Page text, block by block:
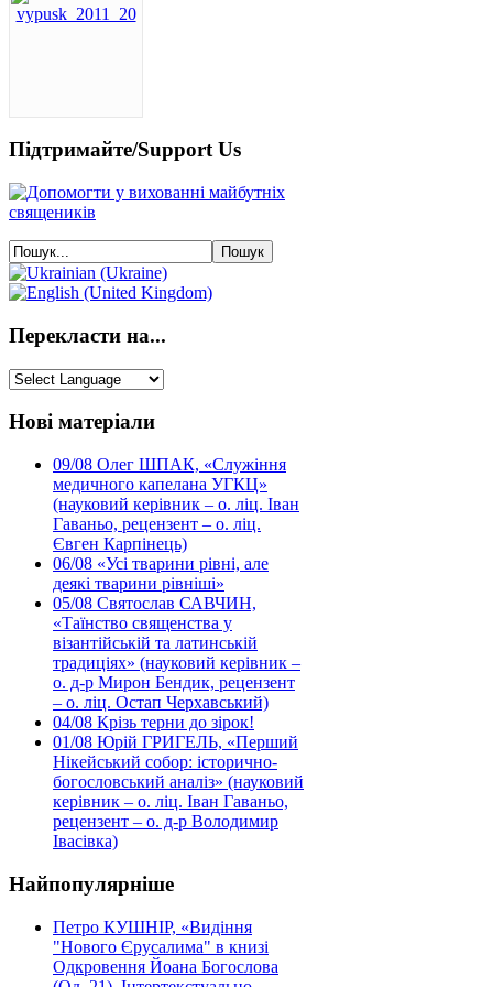
Підтримайте/Support Us
Перекласти на...
Нові матеріали
09/08 Олег ШПАК, «Служіння
медичного капелана УГКЦ»
(науковий керівник – о. ліц. Іван
Гаваньо, рецензент – о. ліц.
Євген Карпінець)
06/08 «Усі тварини рівні, але
деякі тварини рівніші»
05/08 Святослав САВЧИН,
«Таїнство священства у
візантійській та латинській
традиціях» (науковий керівник –
о. д-р Мирон Бендик, рецензент
– о. ліц. Остап Черхавський)
04/08 Крізь терни до зірок!
01/08 Юрій ГРИГЕЛЬ, «Перший
Нікейський собор: історично-
богословський аналіз» (науковий
керівник – о. ліц. Іван Гаваньо,
рецензент – о. д-р Володимир
Івасівка)
Найпопулярніше
Петро КУШНІР, «Видіння
"Нового Єрусалима" в книзі
Одкровення Йоана Богослова